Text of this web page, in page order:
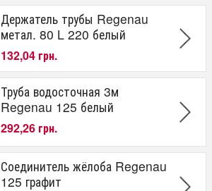
Держатель трубы Regenau
метал. 80 L 220 белый
132,04 грн.
Труба водосточная 3м
Regenau 125 белый
292,26 грн.
Соединитель жёлоба Regenau
125 графит